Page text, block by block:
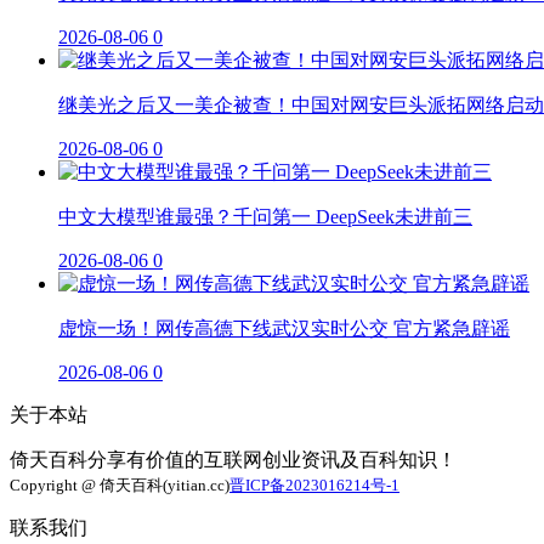
2026-08-06 0
继美光之后又一美企被查！中国对网安巨头派拓网络启
2026-08-06 0
中文大模型谁最强？千问第一 DeepSeek未进前三
2026-08-06 0
虚惊一场！网传高德下线武汉实时公交 官方紧急辟谣
2026-08-06 0
关于本站
倚天百科分享有价值的互联网创业资讯及百科知识！
Copyright @ 倚天百科(yitian.cc)晋ICP备2023016214号-1
联系我们